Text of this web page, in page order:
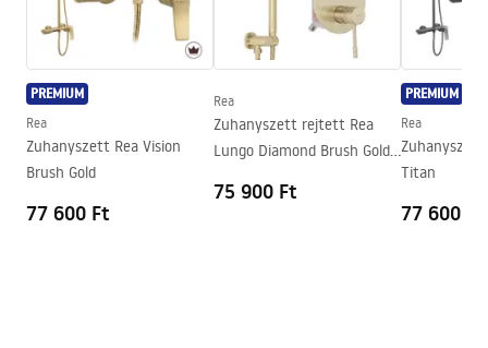
PREMIUM
Rea
Zuhanyszett Rea Vision
Brush Gold
77 600 Ft
Rea
Zuhanyszett rejtett Rea
Lungo Diamond Brush Gold
75 900 Ft
PREMIUM
Rea
Zuhanyszett
Titan
77 600 Ft